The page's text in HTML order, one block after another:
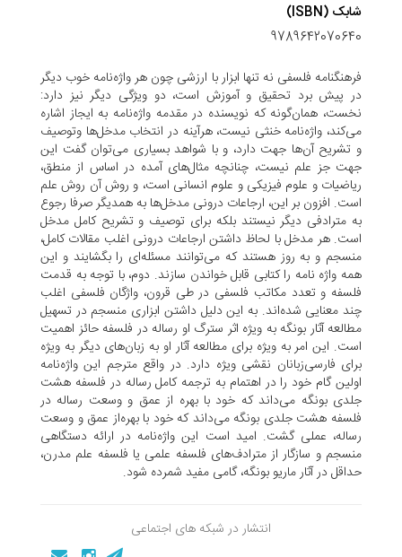
شابک (ISBN)
9789642070640
فرهنگنامه فلسفی نه تنها ابزار با ارزشی چون هر واژه‌نامه خوب دیگر
در پیش برد تحقیق و آموزش است، دو ویژگی دیگر نیز دارد:
نخست، همان‌گونه که نویسنده در مقدمه واژه‌نامه به ایجاز اشاره
می‌کند، واژه‌نامه خنثی نیست، هرآینه در انتخاب مدخل‌ها وتوصیف
و تشریح آن‌ها جهت دارد، و با شواهد بسیاری می‌توان گفت این
جهت جز علم نیست، چنانچه مثال‌های آمده در اساس از منطق،
ریاضیات و علوم فیزیکی و علوم انسانی است، و روش آن روش علم
است. افزون بر این، ارجاعات درونی مدخل‌ها به همدیگر صرفا رجوع
به مترادفی دیگر نیستند بلکه برای توصیف و تشریح کامل مدخل
است. هر مدخل با لحاظ داشتن ارجاعات درونی اغلب مقالات کامل،
منسجم و به روز هستند که می‌توانند مسئله‌ای را بگشایند و این
همه واژه نامه را کتابی قابل خواندن سازند. دوم، با توجه به قدمت
فلسفه و تعدد مکاتب فلسفی در طی قرون، واژگان فلسفی اغلب
چند معنایی شده‌اند. به این دلیل داشتن ابزاری منسجم در تسهیل
مطالعه آثار بونگه به ویژه اثر سترگ او رساله در فلسفه حائز اهمیت
است. این امر به ویژه برای مطالعه آثار او به زبان‌های دیگر به ویژه
برای فارسی‌زبانان نقشی ویژه دارد. در واقع مترجم این واژه‌نامه
اولین گام خود را در اهتمام به ترجمه کامل رساله در فلسفه هشت
جلدی بونگه می‌داند که خود با بهره از عمق و وسعت رساله در
فلسفه هشت جلدی بونگه می‌داند که خود با بهره‌از عمق و وسعت
رساله، عملی گشت. امید است این واژه‌نامه در ارائه دستگاهی
منسجم و سازگار از مترادف‌های فلسفه علمی یا فلسفه علم مدرن،
حداقل در آثار ماریو بونگه، گامی مفید شمرده شود.
انتشار در شبکه های اجتماعی